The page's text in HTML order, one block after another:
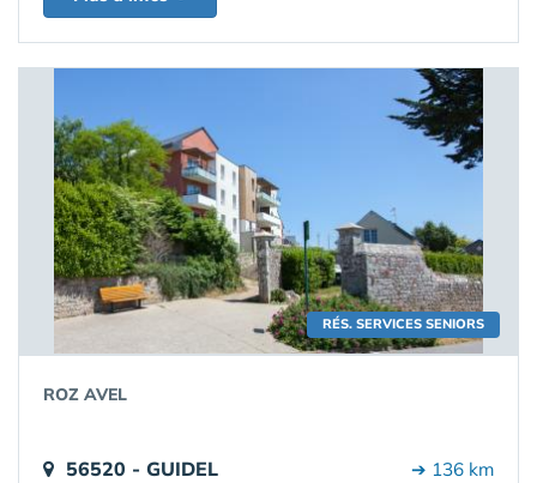
RÉS. SERVICES SENIORS
ROZ AVEL
56520 - GUIDEL ➔ 136 km